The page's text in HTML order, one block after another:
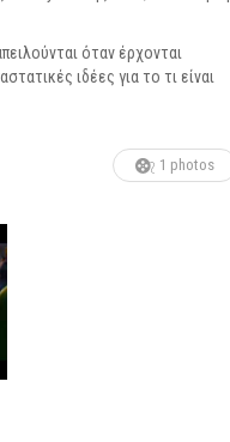
όταν έρχονται
ιδέες για το τι είναι
1 photos